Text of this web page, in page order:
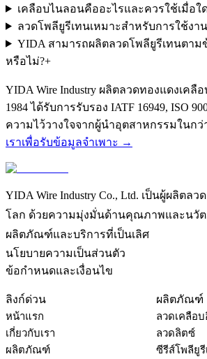
เคลือบไนลอนคืออะไรและควรใช้เมื่อใ
ลวดโพลียูรีเทนเหมาะสำหรับการใช้งา
YIDA สามารถผลิตลวดโพลียูรีเทนตาม
หรือไม่?+
YIDA Wire Industry ผลิตลวดทองแดงเคลื
1984 ได้รับการรับรอง IATF 16949, ISO
ความไว้วางใจจากผู้นำอุตสาหกรรมในกว่
เราเพื่อรับข้อมูลจำเพาะ →
YIDA Wire Industry Co., Ltd. เป็นผู้ผลิตล
โลก ด้วยความมุ่งมั่นด้านคุณภาพและนวัต
ผลิตภัณฑ์และบริการที่เป็นเลิศ
นโยบายความเป็นส่วนตัว
ข้อกำหนดและเงื่อนไข
ลิงก์ด่วน
หน้าแรก
เกี่ยวกับเรา
ผลิตภัณฑ์
ผลิตภัณฑ์
ลวดเคลือ
ลวดลิตซ์
ซีรีส์โพลียูรี